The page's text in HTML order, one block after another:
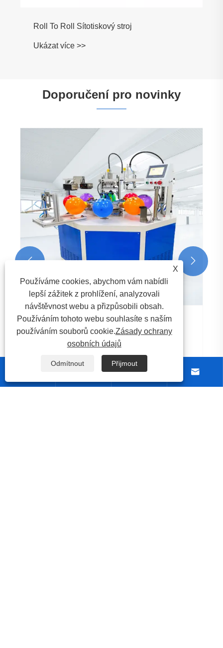
Roll To Roll Sítotiskový stroj
Ukázat více >>
Doporučení pro novinky
Proč je sítotisk tak populární?
Ukázat více >>
 
 
X
Používáme cookies, abychom vám nabídli
lepší zážitek z prohlížení, analyzovali
návštěvnost webu a přizpůsobili obsah.
Používáním tohoto webu souhlasíte s naším
používáním souborů cookie.Zásady ochrany
osobních údajů
Odmítnout Přijmout